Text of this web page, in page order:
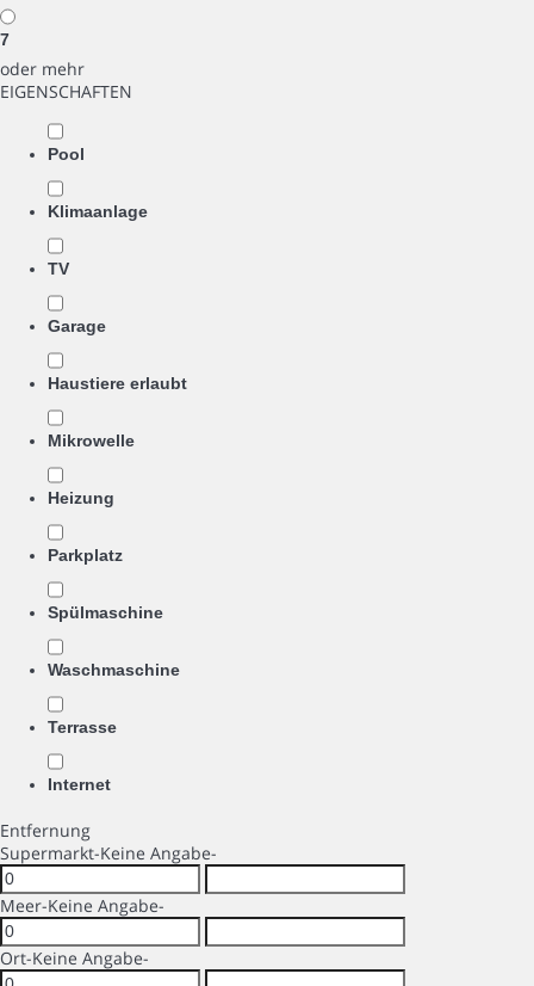
7
oder mehr
EIGENSCHAFTEN
Pool
Klimaanlage
TV
Garage
Haustiere erlaubt
Mikrowelle
Heizung
Parkplatz
Spülmaschine
Waschmaschine
Terrasse
Internet
Entfernung
Supermarkt-Keine Angabe-
Meer-Keine Angabe-
Ort-Keine Angabe-